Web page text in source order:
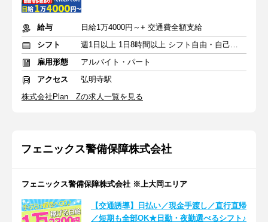
給与
日給1万4000円～+ 交通費全額支給
シフト
週1日以上 1日8時間以上 シフト自由・自己申告
雇用形態
アルバイト・パート
アクセス
弘明寺駅
株式会社Plan Zの求人一覧を見る
フェニックス警備保障株式会社
フェニックス警備保障株式会社 ※上大岡エリア
【交通誘導】日払い／現金手渡し／直行直帰
／短期も全部OK★日勤・夜勤選べるシフト♪